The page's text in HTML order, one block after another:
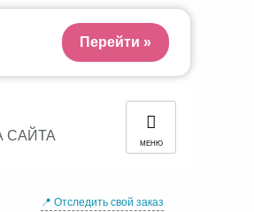
САЙТА МЕНЮ
📍 Отследить свой заказ
Перейти »